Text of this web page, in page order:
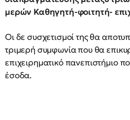
μερών Καθηγητή-φοιτητή-
Οι δε συσχετισμοί της θα
τριμερή συμφωνία που θα
επιχειρηματικό πανεπιστήμιο
έσοδα.